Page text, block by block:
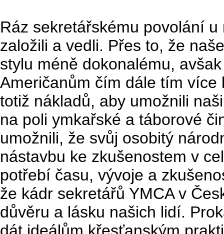
Ráz sekretářskému povolání
založili a vedli. Přes to, že
stylu méně dokonalému,
Američanům čím dále tím více
totiž nákladů, aby umožnili
na poli ymkařské a táborové
umožnili, že svůj osobitý
nástavbu ke zkušenostem v
potřebí času, vývoje a
že kádr sekretářů YMCA v
důvěru a lásku našich lidí.